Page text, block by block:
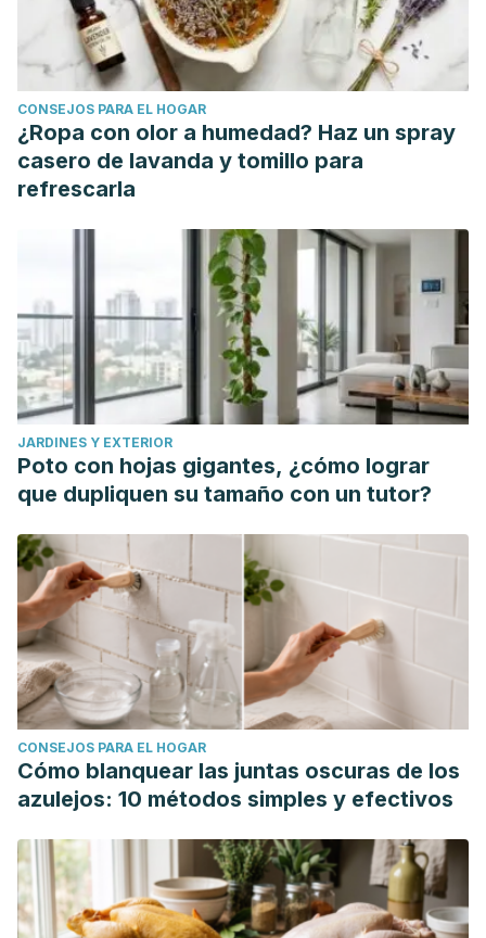
“Oxazepam Uses, Side Effects & Warnings –
Drugs.com”. drugs.com.Archived
from the original on
2009-06-04.
CONSEJOS PARA EL HOGAR
¿Ropa con olor a humedad? Haz un spray
casero de lavanda y tomillo para
refrescarla
JARDINES Y EXTERIOR
Poto con hojas gigantes, ¿cómo lograr
que dupliquen su tamaño con un tutor?
CONSEJOS PARA EL HOGAR
Cómo blanquear las juntas oscuras de los
azulejos: 10 métodos simples y efectivos